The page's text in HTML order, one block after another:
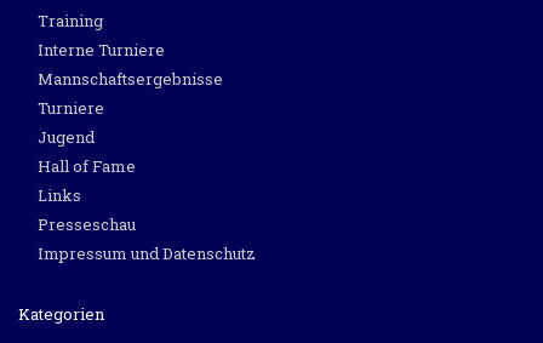
Training
Interne Turniere
Mannschaftsergebnisse
Turniere
Jugend
Hall of Fame
Links
Presseschau
Impressum und Datenschutz
Kategorien